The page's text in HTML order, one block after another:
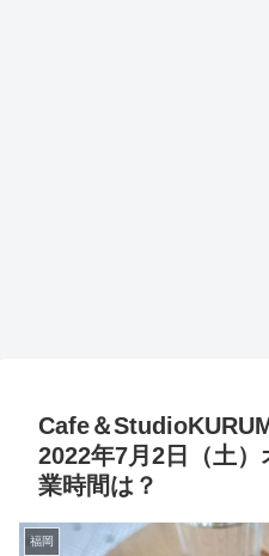
Cafe＆
2022年7月2日（土
業時間は？
福岡